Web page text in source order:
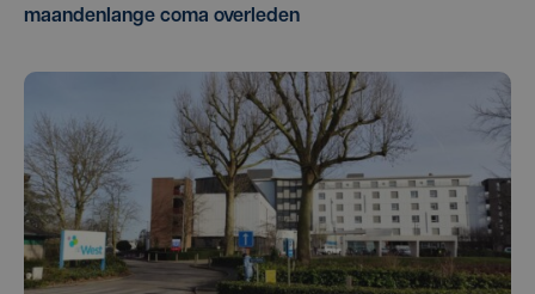
maandenlange coma overleden